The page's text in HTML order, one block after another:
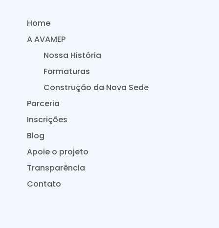
Home
A AVAMEP
Nossa História
Formaturas
Construção da Nova Sede
Parceria
Inscrições
Blog
Apoie o projeto
Transparência
Contato